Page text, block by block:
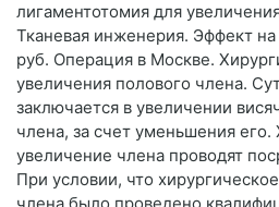
лигаментотомия для
Тканевая инженерия. Эффект
руб. Операция в Москве.
увеличения полового члена.
заключается в увеличении
члена, за счет уменьшения его.
увеличение члена проводят
При условии, что